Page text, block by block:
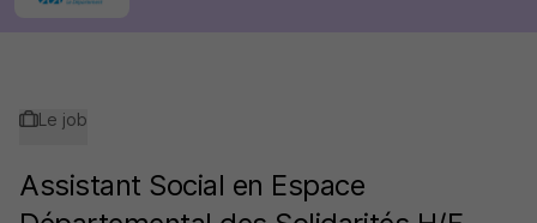
Le job
Assistant Social en Espace